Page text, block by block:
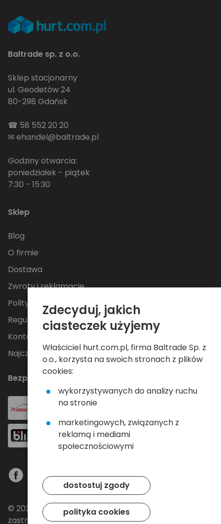
Baltrade sp. z o.o.
Sklep stacjonarny
ul. Geodetów 24
80-298 Gdańsk
☎ 58 552 20 20
✉ehandel@baltrade.pl
Godziny otwarcia:
poniedziałek - piątek
7:30 - 15:30
Sklep
Blog
O firmie
Dostawa
Zwroty i reklamacje
Polityka Prywatności
Regulamin
Kontakt
Najczęściej zadawane pytania
Bezpieczne płatności
© 2024 Baltrade sp. z o.o. - Wszelkie prawa
zastrzeżone.
Zdecyduj, jakich
ciasteczek użyjemy
Właściciel hurt.com.pl, firma Baltrade Sp. z
o.o., korzysta na swoich stronach z plików
cookies:
wykorzystywanych do analizy ruchu
na stronie
marketingowych, związanych z
reklamą i mediami
społecznościowymi
dostostuj zgody
polityka cookies